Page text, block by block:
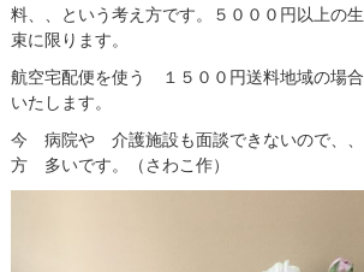
料、、という考え方です。５０００円以上の
束に限ります。
航空宅配便を使う １５００円送料地域の
いたします。
今 病院や 介護施設も面談できないので、、
方 多いです。（さわこ作）